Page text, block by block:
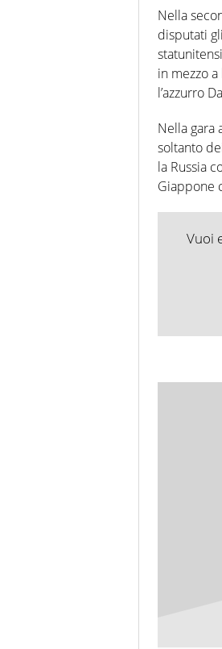
Nella
disputati
in mezzo
l’azzurro
Nella gara
soltanto
la Russia
Giappone
Vuoi